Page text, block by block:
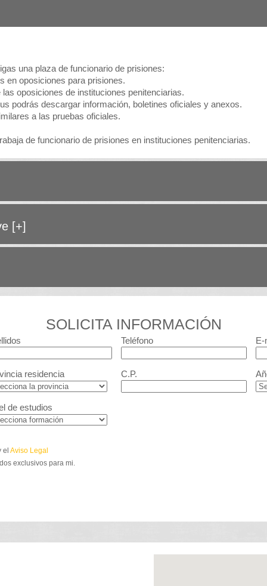
una plaza de funcionario de prisiones:
en oposiciones para prisiones.
oposiciones de instituciones penitenciarias.
podrás descargar información, boletines oficiales y anexos.
a las pruebas oficiales.
de funcionario de prisiones en instituciones penitenciarias.
[+]
SOLICITA INFORMACIÓN
Teléfono E-
residencia C.P.
de estudios
elAviso Legal
exclusivos para mi.